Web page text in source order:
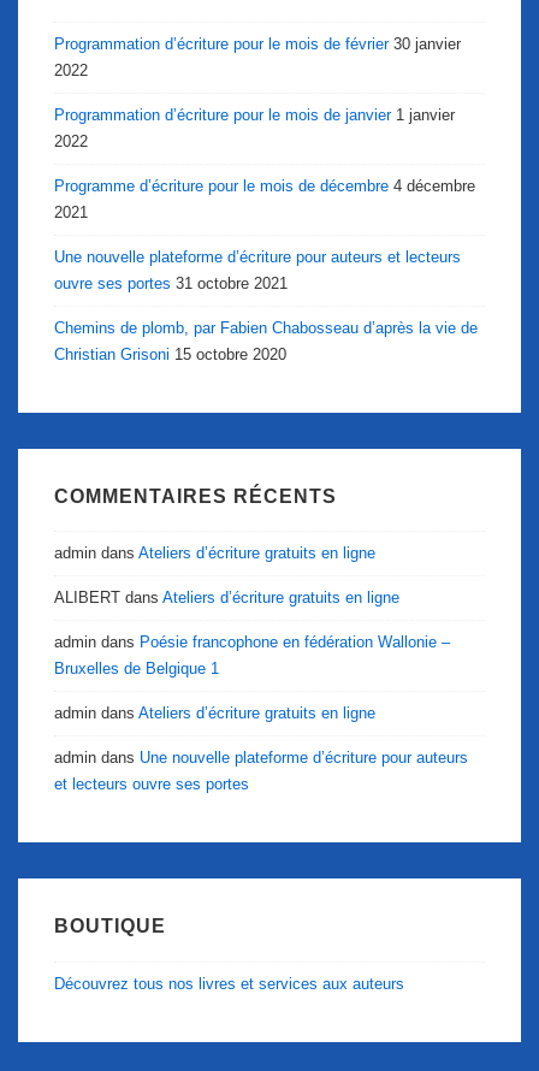
Programmation d’écriture pour le mois de février 30 janvier
2022
Programmation d’écriture pour le mois de janvier 1 janvier
2022
Programme d’écriture pour le mois de décembre 4 décembre
2021
Une nouvelle plateforme d’écriture pour auteurs et lecteurs
ouvre ses portes 31 octobre 2021
Chemins de plomb, par Fabien Chabosseau d’après la vie de
Christian Grisoni 15 octobre 2020
COMMENTAIRES RÉCENTS
admin dans Ateliers d’écriture gratuits en ligne
ALIBERT dans Ateliers d’écriture gratuits en ligne
admin dans Poésie francophone en fédération Wallonie –
Bruxelles de Belgique 1
admin dans Ateliers d’écriture gratuits en ligne
admin dans Une nouvelle plateforme d’écriture pour auteurs
et lecteurs ouvre ses portes
BOUTIQUE
Découvrez tous nos livres et services aux auteurs